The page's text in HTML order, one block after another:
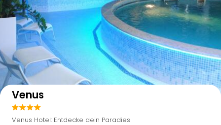
Auf der Karte anzeigen
Venus
Venus Hotel: Entdecke dein Paradies